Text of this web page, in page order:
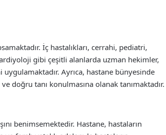
İç hastalıkları, cerrahi, pediatri,
gibi çeşitli alanlarda uzman hekimler,
Ayrıca, hastane bünyesinde
doğru tanı konulmasına olanak tanımaktadır.
benimsemektedir. Hastane, hastaların